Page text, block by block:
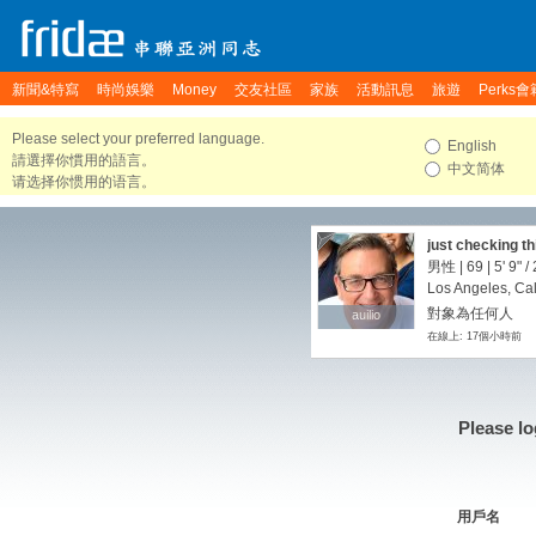
新聞&特寫 時尚娛樂 Money 交友社區 家族 活動訊息 旅遊 Perks會
Please select your preferred language.
請選擇你慣用的語言。
请选择你惯用的语言。
English
中文简体
auilio
auilio
just checking
男性 | 69 | 5' 9" /
Los Angeles,
對象為任何人
在線上: 17個小時前
Please
用戶名